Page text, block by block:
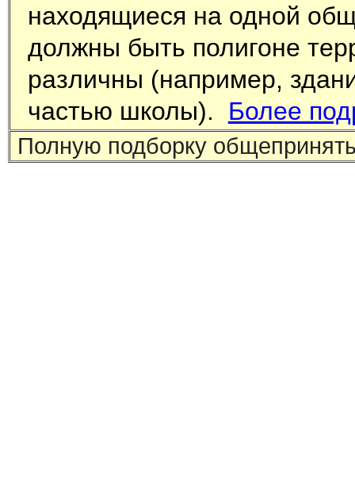
находящиеся на одной
должны быть полигоне
различны (например,
частью школы). Более
Полную подборку